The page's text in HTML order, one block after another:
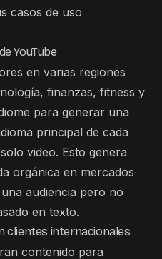
casos de uso
YouTube
en varias regiones
finanzas, fitness y
para generar una
principal de cada
video. Esto genera
orgánica en mercados
audiencia pero no
en texto.
clientes internacionales
contenido para